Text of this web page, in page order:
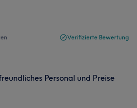
Verifizierte Bewertung
Personal und Preise